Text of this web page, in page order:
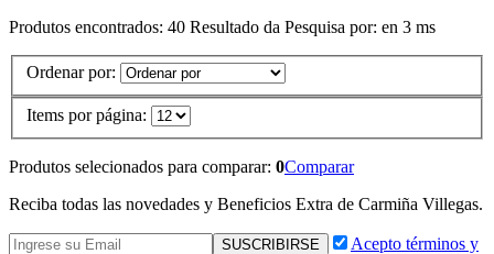
Produtos encontrados: 40 Resultado da Pesquisa por: en 3 ms
Ordenar por:
Items por página:
Produtos selecionados para comparar: 0Comparar
Reciba todas las novedades y Beneficios Extra de Carmiña Villegas.
Acepto términos y